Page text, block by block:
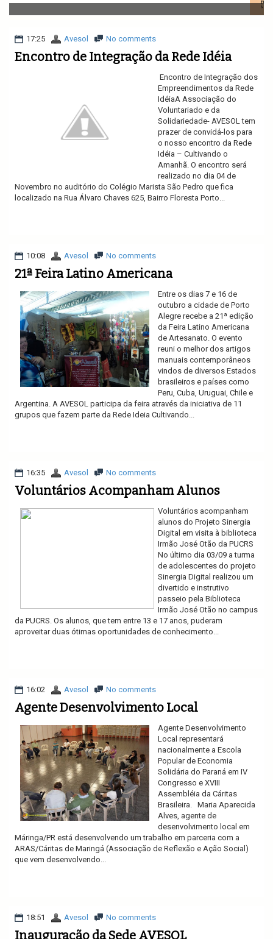
v
i
a
i
17:25 Avesol No comments
Encontro de Integração da Rede Idéia
Encontro de Integração dos
Empreendimentos da Rede
IdéiaA Associação do
Voluntariado e da
Solidariedade- AVESOL tem
prazer de convidá-los para
o nosso encontro da Rede
Idéia – Cultivando o
Amanhã. O encontro será
realizado no dia 04 de
Novembro no auditório do Colégio Marista São Pedro que fica
localizado na Rua Álvaro Chaves 625, Bairro Floresta Porto...
10:08 Avesol No comments
Entre os dias 7 e 16 de
outubro a cidade de Porto
Alegre recebe a 21ª edição
da Feira Latino Americana
de Artesanato. O evento
reuni o melhor dos artigos
manuais contemporâneos
vindos de diversos Estados
brasileiros e países como
Peru, Cuba, Uruguai, Chile e
Argentina. A AVESOL participa da feira através da iniciativa de 11
grupos que fazem parte da Rede Ideia Cultivando...
16:35 Avesol No comments
Voluntários Acompanham Alunos
Voluntários acompanham
alunos do Projeto Sinergia
Digital em visita à biblioteca
Irmão José Otão da PUCRS
No último dia 03/09 a turma
de adolescentes do projeto
Sinergia Digital realizou um
divertido e instrutivo
passeio pela Biblioteca
Irmão José Otão no campus
da PUCRS. Os alunos, que tem entre 13 e 17 anos, puderam
aproveitar duas ótimas oportunidades de conhecimento...
16:02 Avesol No comments
Agente Desenvolvimento Local
Agente Desenvolvimento
Local representará
nacionalmente a Escola
Popular de Economia
Solidária do Paraná em IV
Congresso e XVIII
Assembléia da Cáritas
Brasileira. Maria Aparecida
Alves, agente de
desenvolvimento local em
Máringa/PR está desenvolvendo um trabalho em parceria com a
ARAS/Cáritas de Maringá (Associação de Reflexão e Ação Social)
que vem desenvolvendo...
18:51 Avesol No comments
Inauguração da Sede AVESOL